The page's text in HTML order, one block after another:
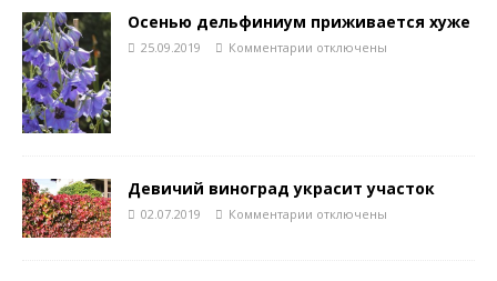
Осенью дельфиниум приживается хуже
25.09.2019 Комментарии отключены
Девичий виноград украсит участок
02.07.2019 Комментарии отключены